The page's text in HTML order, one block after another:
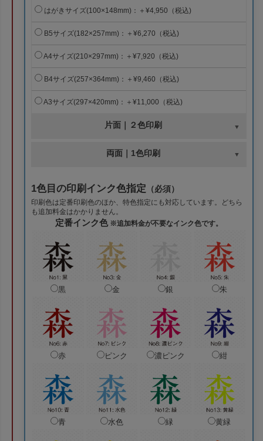
はがきサイズ(100×148mm)：＋¥4,950（税込)
B5サイズ(182×257mm)：＋¥6,270（税込)
A4サイズ(210×297mm)：＋¥7,920（税込)
B4サイズ(257×364mm)：＋¥9,460（税込)
A3サイズ(297×420mm)：＋¥11,000（税込)
片面｜２色印刷
両面｜1色印刷
1色目の印刷インク色指定 （必須）
印刷色は定番印刷色のほか、特色指定にも対応しています。どちら
も追加料金はかかりません。
定番インク色※追加料金が不要なインク色です。
黒 金 銀 朱
赤 ピンク 濃ピンク 紺
青 水色 緑 黄緑